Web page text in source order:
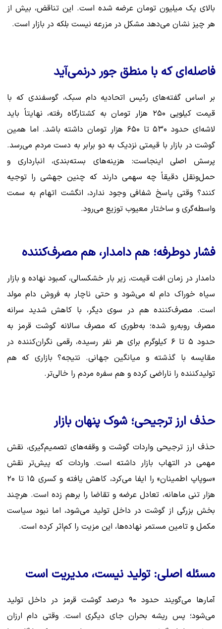
بالای یک میلیون تومان عرضه شده است. این تناقض، بیش از
هر چیز نشان می‌دهد مشکل در مزرعه نیست بلکه در بازار است.
فاصله‌ای که با منطق جور درنمی‌آید
بر اساس گفته‌های رئیس اتحادیه دام سبک، گوسفندی که با
قیمت کیلویی ۲۵۰ هزار تومان به کشتارگاه رفته، نهایتاً باید
لاشه‌ای حدود ۵۳۰ تا ۶۵۰ هزار تومان داشته باشد. اما همین
گوشت در بازار با قیمتی نزدیک به دو برابر به دست مردم می‌رسد.
پرسش اصلی اینجاست: هزینه‌های بسته‌بندی، انبارداری و
حمل‌ونقل دقیقاً چه سهمی دارند که چنین جهشی را توجیه
کنند؟ وقتی پاسخ شفافی وجود ندارد، انگشت اتهام به سمت
واسطه‌گری و ساختار معیوب توزیع می‌رود.
فشار دوطرفه؛ هم دامدار، هم مصرف‌کننده
دامدار در زمان افت قیمت، زیر بار خشکسالی، کمبود نهاده و بازار
سیاه خوراک دام له می‌شود و حتی ناچار به فروش دام مولد
است. مصرف‌کننده هم در سوی دیگر، با کاهش شدید سرانه
مصرف روبه‌رو شده؛ به‌طوری که مصرف سالانه گوشت قرمز به
حدود ۵ تا ۶ کیلوگرم برای هر نفر رسیده، رقمی نگران‌کننده در
مقایسه با گذشته و میانگین جهانی. نتیجه؟ بازاری که هم
تولیدکننده را ناراضی کرده و هم سفره مردم را خالی‌تر.
حذف ارز ترجیحی؛ شوک پنهان بازار
حذف ارز ترجیحی واردات گوشت و وقفه‌های تصمیم‌گیری، نقش
مهمی در التهاب بازار داشته است. واردات که پیش‌تر نقش
«سوپاپ اطمینان» را ایفا می‌کرد، کاهش یافته و کسری ۱۵ تا ۲۰
هزار تنی ماهانه، تعادل عرضه و تقاضا را برهم زده است. هرچند
بخش بزرگی از گوشت در داخل تولید می‌شود، اما نبود سیاست
مکمل و تامین مستمر نهاده‌ها، این مزیت را کم‌اثر کرده است.
مسئله اصلی: تولید نیست، مدیریت است
آمارها می‌گویند حدود ۹۰ درصد گوشت قرمز در داخل تولید
می‌شود؛ پس ریشه بحران جای دیگری است. وقتی دام ارزان